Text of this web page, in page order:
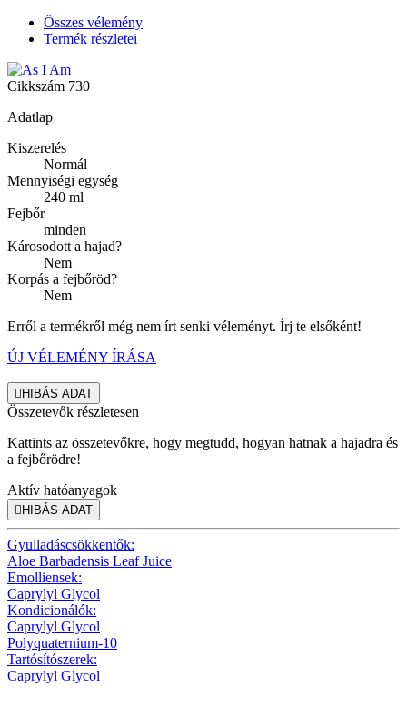
Összes vélemény
Termék részletei
Cikkszám 730
Adatlap
Kiszerelés
Normál
Mennyiségi egység
240 ml
Fejbőr
minden
Károsodott a hajad?
Nem
Korpás a fejbőröd?
Nem
Erről a termékről még nem írt senki véleményt. Írj te elsőként!
ÚJ VÉLEMÉNY ÍRÁSA
HIBÁS ADAT
Összetevők részletesen
Kattints az összetevőkre, hogy megtudd, hogyan hatnak a hajadra és
a fejbőrödre!
Aktív hatóanyagok
HIBÁS ADAT
Gyulladáscsökkentők:
Aloe Barbadensis Leaf Juice
Emolliensek:
Caprylyl Glycol
Kondicionálók:
Caprylyl Glycol
Polyquaternium-10
Tartósítószerek:
Caprylyl Glycol